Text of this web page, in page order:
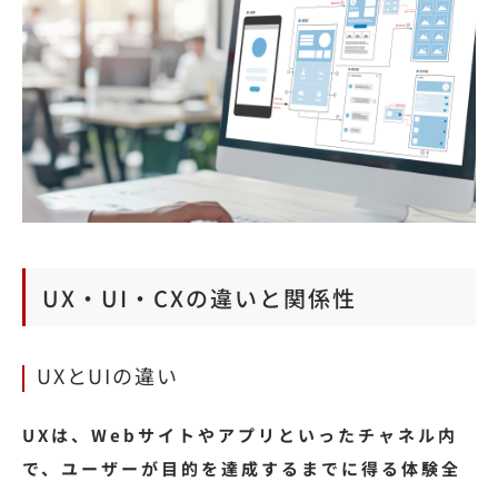
UX・UI・CXの違いと関係性
UXとUIの違い
UXは、Webサイトやアプリといったチャネル内
で、ユーザーが目的を達成するまでに得る体験全